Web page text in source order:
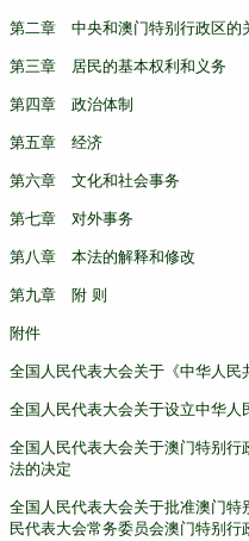
第二章 中央和澳门特别行政区的
第三章 居民的基本权利和义务
第四章 政治体制
第五章 经济
第六章 文化和社会事务
第七章 对外事务
第八章 本法的解释和修改
第九章 附 则
附件
全国人民代表大会关于《中华人
全国人民代表大会关于设立中华
全国人民代表大会关于澳门特别
法的决定
全国人民代表大会关于批准澳门特
民代表大会常务委员会澳门特别